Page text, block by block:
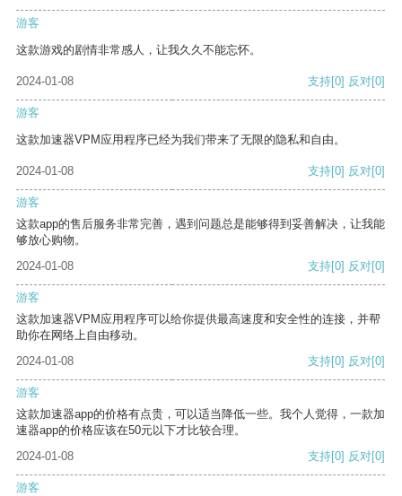
游客
这款游戏的剧情非常感人，让我久久不能忘怀。
2024-01-08 支持[0] 反对[0]
游客
这款加速器VPM应用程序已经为我们带来了无限的隐私和自由。
2024-01-08 支持[0] 反对[0]
游客
这款app的售后服务非常完善，遇到问题总是能够得到妥善解决，让我能
够放心购物。
2024-01-08
支持[0] 反对[0]
游客
这款加速器VPM应用程序可以给你提供最高速度和安全性的连接，并帮
助你在网络上自由移动。
2024-01-08
支持[0] 反对[0]
游客
这款加速器app的价格有点贵，可以适当降低一些。我个人觉得，一款加
速器app的价格应该在50元以下才比较合理。
2024-01-08
支持[0] 反对[0]
游客